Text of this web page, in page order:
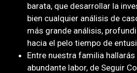
barata, que desarrollar la
bien cualquier análisis de
más grande análisis,
hacia el pelo tiempo de
Entre nuestra familia
abundante labor, de Seguir